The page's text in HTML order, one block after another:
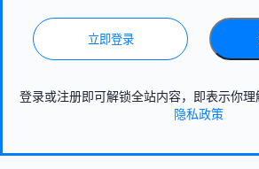
立即登录
登录或注册即可解锁全站内容，即表示你理
隐私政策